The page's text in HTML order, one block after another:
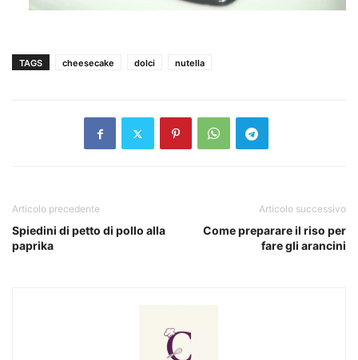
TAGS cheesecake dolci nutella
Articolo precedente
Spiedini di petto di pollo alla
paprika
Articolo successivo
Come preparare il riso per
fare gli arancini